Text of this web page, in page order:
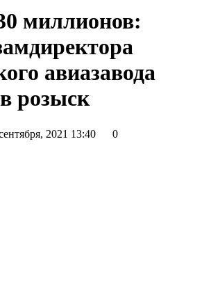
миллионов:
авиазавода
розыск
2021 13:40
0